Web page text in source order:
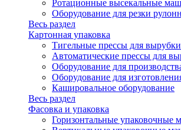
Ротационные высекальные
Оборудование для резки
Весь раздел
Картонная упаковка
Тигельные прессы для
Автоматические прессы для
Оборудование для
Оборудование для
Кашировальное оборудование
Весь раздел
Фасовка и упаковка
Горизонтальные упаковочные